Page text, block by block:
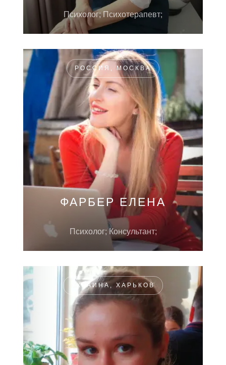
Психолог; Психотерапевт;
РОССИЯ, МОСКВА
ФАРБЕР ЕЛЕНА
Психолог; Консультант;
УКРАИНА, ХАРЬКОВ